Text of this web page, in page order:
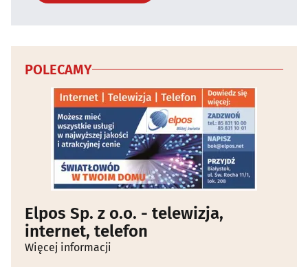
POLECAMY
Elpos Sp. z o.o. - telewizja,
internet, telefon
Więcej informacji